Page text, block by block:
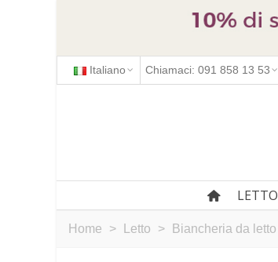
Italiano Chiamaci: 091 858 13 53
LETTO
Home > Letto > Biancheria da letto